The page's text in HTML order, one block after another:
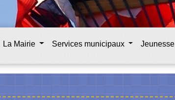
La Mairie Services municipaux Jeunesse